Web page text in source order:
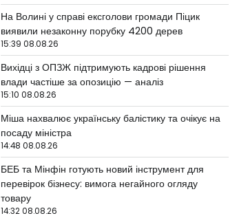
На Волині у справі ексголови громади Піцик
виявили незаконну порубку 4200 дерев
15:39 08.08.26
Вихідці з ОПЗЖ підтримують кадрові рішення
влади частіше за опозицію — аналіз
15:10 08.08.26
Міша нахвалює українську балістику та очікує на
посаду міністра
14:48 08.08.26
БЕБ та Мінфін готують новий інструмент для
перевірок бізнесу: вимога негайного огляду
товару
14:32 08.08.26